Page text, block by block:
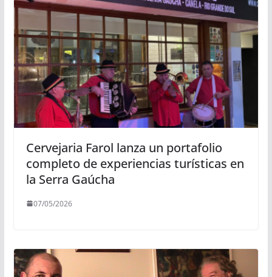
Cervejaria Farol lanza un portafolio
completo de experiencias turísticas en
la Serra Gaúcha
07/05/2026